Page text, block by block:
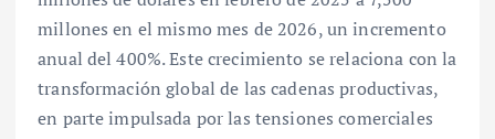
millones en el mismo mes de 2026, un incremento
anual del 400%. Este crecimiento se relaciona con la
transformación global de las cadenas productivas,
en parte impulsada por las tensiones comerciales